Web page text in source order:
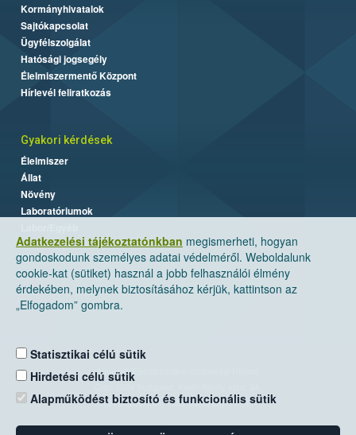
Adatkezelési tájékoztatónkban megismerheti, hogyan
gondoskodunk személyes adatai védelméről. Weboldalunk
cookie-kat (sütiket) használ a jobb felhasználói élmény
érdekében, melynek biztosításához kérjük, kattintson az
„Elfogadom” gombra.
Statisztikai célú sütik
Hirdetési célú sütik
Alapműködést biztosító és funkcionális sütik
Kormányhivatalok
Sajtókapcsolat
Ügyfélszolgálat
Hatósági jogsegély
Élelmiszermentő Központ
Hírlevél feliratkozás
Gyakori kérdések
Élelmiszer
Állat
Növény
Laboratóriumok
Nemzeti Élelmiszerlánc-biztonsági Hivatal
Levelezési cím: 1525 Budapest. Pf. 30.